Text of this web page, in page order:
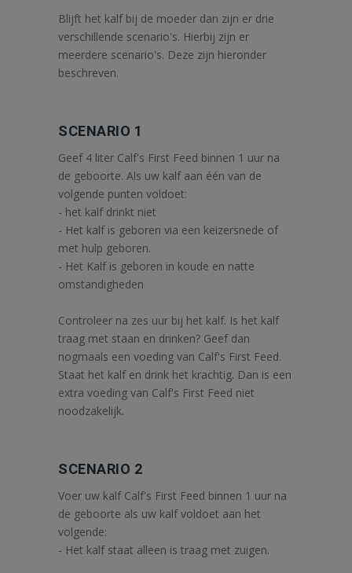
Blijft het kalf bij de moeder dan zijn er drie
verschillende scenario's. Hierbij zijn er
meerdere scenario's. Deze zijn hieronder
beschreven.
SCENARIO 1
Geef 4 liter Calf's First Feed binnen 1 uur na
de geboorte. Als uw kalf aan één van de
volgende punten voldoet:
- het kalf drinkt niet
- Het kalf is geboren via een keizersnede of
met hulp geboren.
- Het Kalf is geboren in koude en natte
omstandigheden
Controleer na zes uur bij het kalf. Is het kalf
traag met staan en drinken? Geef dan
nogmaals een voeding van Calf's First Feed.
Staat het kalf en drink het krachtig. Dan is een
extra voeding van Calf's First Feed niet
noodzakelijk.
SCENARIO 2
Voer uw kalf Calf's First Feed binnen 1 uur na
de geboorte als uw kalf voldoet aan het
volgende:
- Het kalf staat alleen is traag met zuigen.